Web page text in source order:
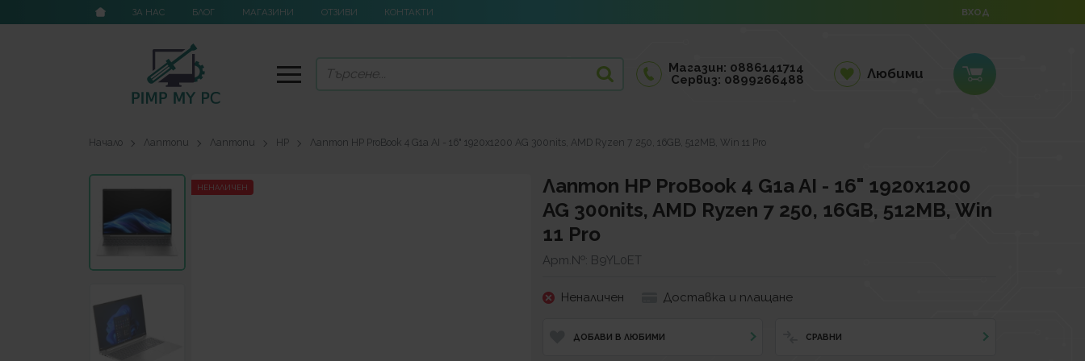
ЗА НАС БЛОГ МАГАЗИНИ ОТЗИВИ КОНТАКТИ ВХОД
Магазин: 0886141714
Сервиз: 0899266488
Любими
Начало Лаптопи Лаптопи HP Лаптоп HP ProBook 4 G1a AI - 16" 1920x1200 AG 300nits, AMD Ryzen 7 250, 16GB, 512MB, Win 11 Pro
Лаптоп HP ProBook 4 G1a AI - 16" 1920x1200
AG 300nits, AMD Ryzen 7 250, 16GB, 512MB, Win
11 Pro
Арт.№: B9YL0ET
НЕНАЛИЧЕН
Неналичен Доставка и плащане
ДОБАВИ В ЛЮБИМИ СРАВНИ